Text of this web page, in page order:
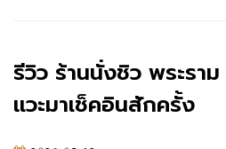
รีวิว ร้านนั่งชิว พระร
แวะมาเช็คอินสักครั้ง